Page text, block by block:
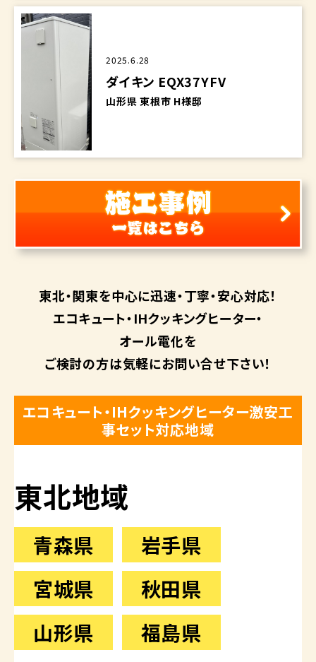
2025.6.28
ダイキン EQX37YFV
山形県 東根市 H様邸
東北・関東を中心に迅速・丁寧・安心対応！
エコキュート・IHクッキングヒーター・
オール電化を
ご検討の方は気軽にお問い合せ下さい！
エコキュート・IHクッキングヒーター激安工
事セット対応地域
東北地域
青森県
岩手県
宮城県
秋田県
山形県
福島県